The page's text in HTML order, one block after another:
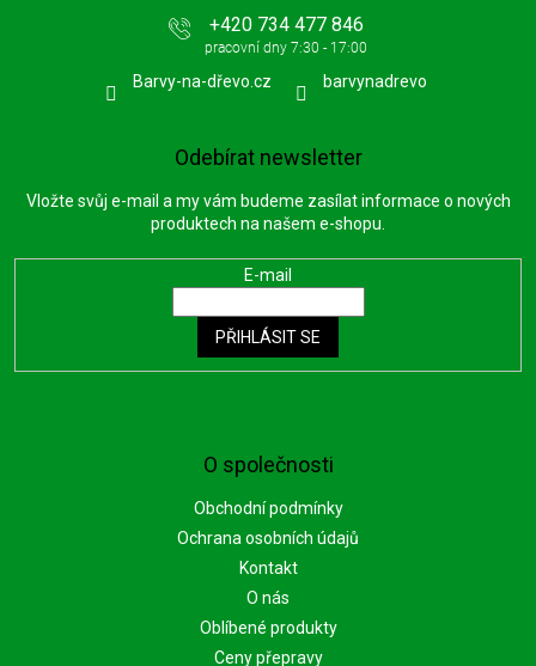
O společnosti
Obchodní podmínky
Ochrana osobních údajů
Kontakt
O nás
Oblíbené produkty
Ceny přepravy
+420 734 477 846
Barvy-na-dřevo.cz barvynadrevo
Odebírat newsletter
Vložte svůj e-mail a my vám budeme zasílat informace o nových
produktech na našem e-shopu.
E-mail
PŘIHLÁSIT SE